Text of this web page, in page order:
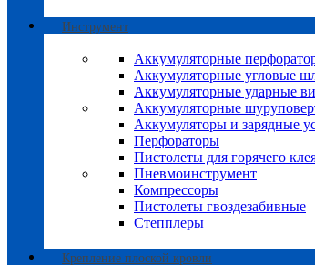
Инструмент
Аккумуляторные
Аккумуляторные
Аккумуляторные ударные
Аккумуляторные
Аккумуляторы и зарядные
Перфораторы
Пистолеты для горячего
Пневмоинструмент
Компрессоры
Пистолеты гвоздезабивные
Степплеры
Крепление плоской кровли